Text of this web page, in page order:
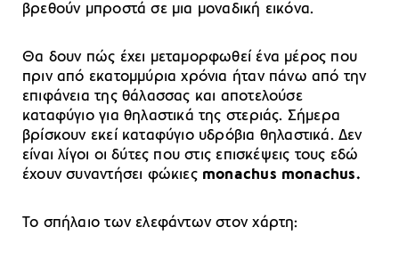
βρεθούν μπροστά σε μια μοναδική εικόνα.
Θα δουν πώς έχει μεταμορφωθεί ένα μέρος που
πριν από εκατομμύρια χρόνια ήταν πάνω από την
επιφάνεια της θάλασσας και αποτελούσε
καταφύγιο για θηλαστικά της στεριάς. Σήμερα
βρίσκουν εκεί καταφύγιο υδρόβια θηλαστικά. Δεν
είναι λίγοι οι δύτες που στις επισκέψεις τους εδώ
έχουν συναντήσει φώκιεςmonachus monachus.
Το σπήλαιο των ελεφάντων στον χάρτη: